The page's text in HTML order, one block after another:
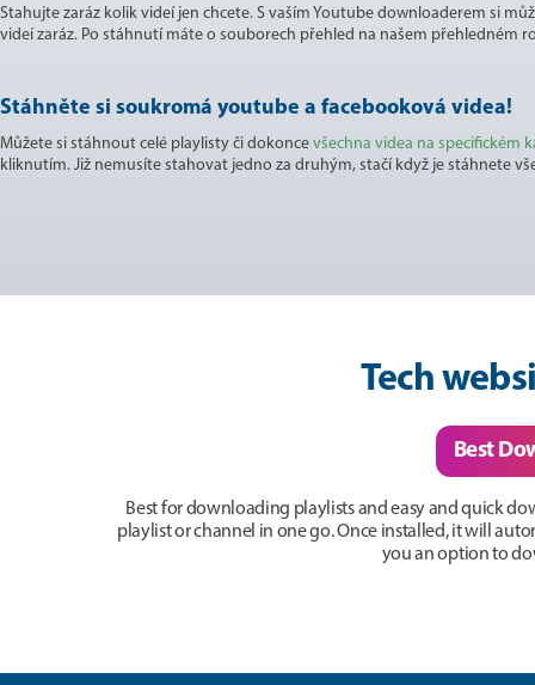
Stahujte zaráz kolik videí jen chcete. S vaším Youtube downloaderem si
videí zaráz. Po stáhnutí máte o souborech přehled na našem přehledném
Stáhněte si soukromá youtube a facebooková videa!
Můžete si stáhnout celé playlisty či dokonce všechna videa na specifickém
kliknutím. Již nemusíte stahovat jedno za druhým, stačí když je stáhnete
Tech
Best
Best for downloading playlists and easy and quick
playlist or channel in one go. Once installed, it will
you an option to